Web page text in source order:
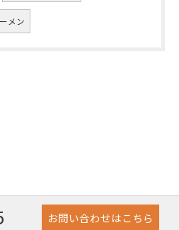
メン
お問い合わせはこちら